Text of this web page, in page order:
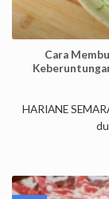
Cara
HARIANE